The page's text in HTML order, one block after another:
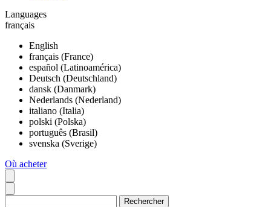
Languages
français
English
français (France)
español (Latinoamérica)
Deutsch (Deutschland)
dansk (Danmark)
Nederlands (Nederland)
italiano (Italia)
polski (Polska)
português (Brasil)
svenska (Sverige)
Où acheter